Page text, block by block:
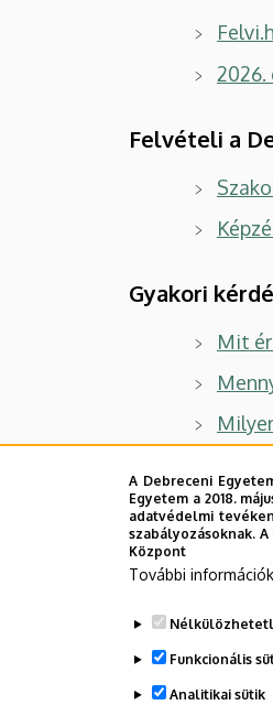
Felvételi a
Gyakori
Mit
Karok
Hallgatói élet
Jó
A Debreceni
Egyetem a 2018.
adatvédelmi
szabályozásoknak.
Központ
További információk
Funkcionális
Analitikai sütik